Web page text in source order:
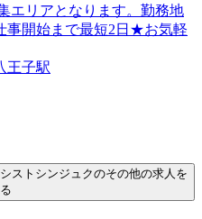
エリアとなります。勤務地
事開始まで最短2日★お気軽
王子駅
ストシンジュクのその他の求人を